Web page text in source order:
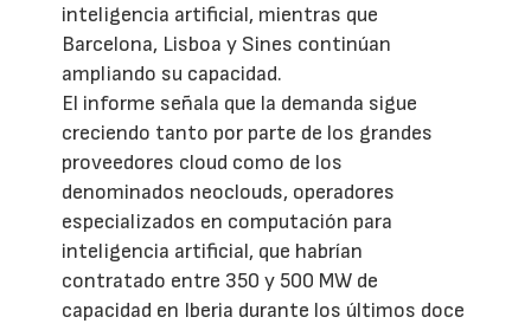
inteligencia artificial, mientras que
Barcelona, Lisboa y Sines continúan
ampliando su capacidad.
El informe señala que la demanda sigue
creciendo tanto por parte de los grandes
proveedores cloud como de los
denominados neoclouds, operadores
especializados en computación para
inteligencia artificial, que habrían
contratado entre 350 y 500 MW de
capacidad en Iberia durante los últimos doce